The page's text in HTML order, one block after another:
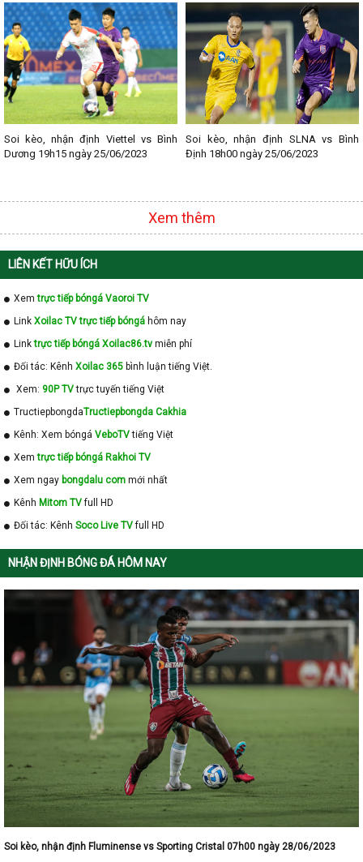
- Lịch thi đấu V - League
- Lịch thi đấu Cup C1
Soi kèo, nhận định Viettel vs Bình
Dương 19h15 ngày 25/06/2023
Soi kèo, nhận định SLNA vs Bình
Định 18h00 ngày 25/06/2023
Xem thêm
LIÊN KẾT HỮU ÍCH
Xemtrực tiếp bóngá Vaoroi TV
Link Xoilac TV trực tiếp bóngá hôm nay
Linktrực tiếp bóngá Xoilac86.tv miễn phí
Đối tác: Kênh Xoilac 365 bình luận tiếng Việt.
Xem: 90P TVtrực tuyến tiếng Việt
TructiepbongdaTructiepbongda Cakhia
Kênh: Xem bóngá VeboTVtiếng Việt
Xemtrực tiếp bóngá Rakhoi TV
Xem ngay bongdalu com mới nhất
Kênh Mitom TVfull HD
Đối tác: Kênh Soco Live TVfull HD
NHẬN ĐỊNH BÓNG ĐÁ HÔM NAY
Soi kèo, nhận định Fluminense vs Sporting Cristal 07h00 ngày 28/06/2023